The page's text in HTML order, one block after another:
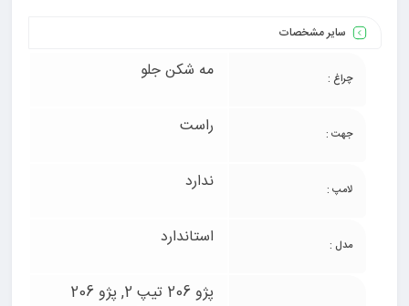
سایر مشخصات
چراغ : مه شکن جلو
جهت : راست
لامپ : ندارد
مدل : استاندارد
پژو 206 تیپ 2, پژو 206